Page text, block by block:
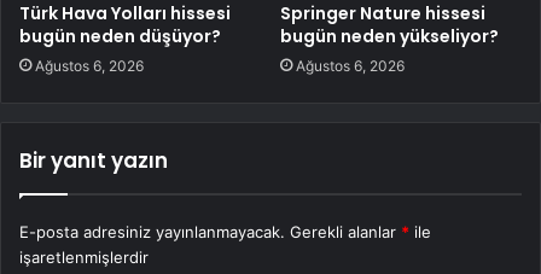
Türk Hava Yolları hissesi
bugün neden düşüyor?
Ağustos 6, 2026
Springer Nature hissesi
bugün neden yükseliyor?
Ağustos 6, 2026
Bir yanıt yazın
E-posta adresiniz yayınlanmayacak. Gerekli alanlar * ile
işaretlenmişlerdir